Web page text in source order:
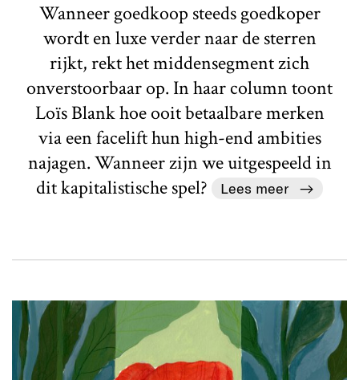
Wanneer goedkoop steeds goedkoper
wordt en luxe verder naar de sterren
rijkt, rekt het middensegment zich
onverstoorbaar op. In haar column toont
Loïs Blank hoe ooit betaalbare merken
via een facelift hun high-end ambities
najagen. Wanneer zijn we uitgespeeld in
dit kapitalistische spel?
Lees meer